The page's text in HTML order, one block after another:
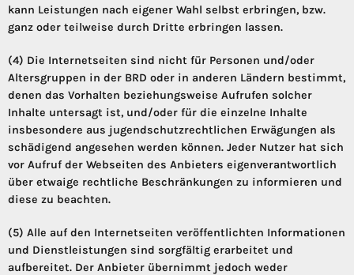
kann Leistungen nach eigener Wahl selbst erbringen, bzw.
ganz oder teilweise durch Dritte erbringen lassen.
(4) Die Internetseiten sind nicht für Personen und/oder
Altersgruppen in der BRD oder in anderen Ländern bestimmt,
denen das Vorhalten beziehungsweise Aufrufen solcher
Inhalte untersagt ist, und/oder für die einzelne Inhalte
insbesondere aus jugendschutzrechtlichen Erwägungen als
schädigend angesehen werden können. Jeder Nutzer hat sich
vor Aufruf der Webseiten des Anbieters eigenverantwortlich
über etwaige rechtliche Beschränkungen zu informieren und
diese zu beachten.
(5) Alle auf den Internetseiten veröffentlichten Informationen
und Dienstleistungen sind sorgfältig erarbeitet und
aufbereitet. Der Anbieter übernimmt jedoch weder